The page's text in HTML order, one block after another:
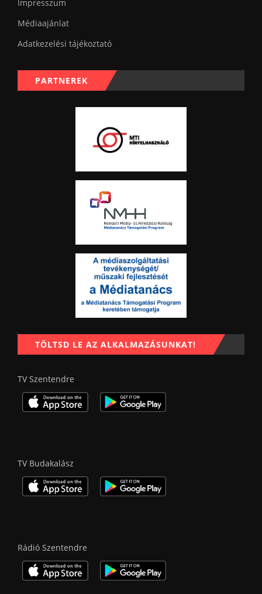
Impresszum
Médiaajánlat
Adatkezelési tájékoztató
PARTNEREK
TÖLTSD LE AZ ALKALMAZÁSUNKAT!
TV Szentendre
TV Budakalász
Rádió Szentendre